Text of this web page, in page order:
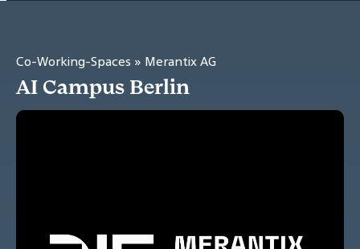
Co-Working-Spaces » Merantix AG
AI Campus Berlin